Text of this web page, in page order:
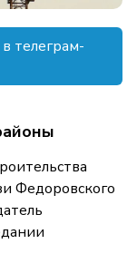
телеграм-
Федоровского